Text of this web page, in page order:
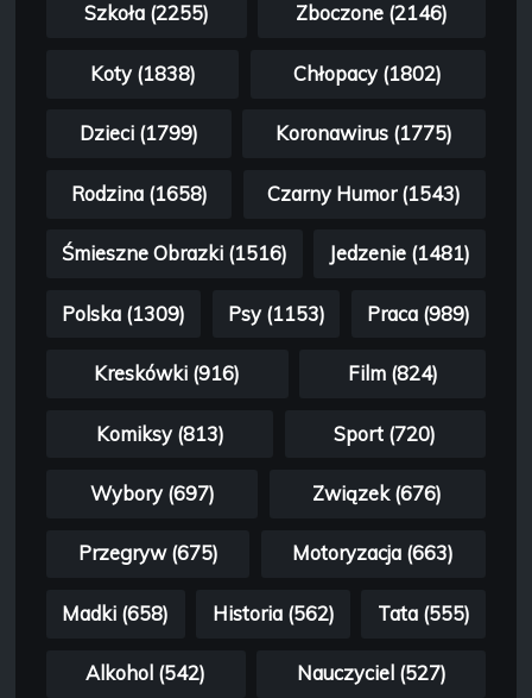
Szkoła (2255) Zboczone (2146)
Koty (1838) Chłopacy (1802)
Dzieci (1799) Koronawirus (1775)
Rodzina (1658) Czarny Humor (1543)
Śmieszne Obrazki (1516) Jedzenie (1481)
Polska (1309) Psy (1153) Praca (989)
Kreskówki (916) Film (824)
Komiksy (813) Sport (720)
Wybory (697) Związek (676)
Przegryw (675) Motoryzacja (663)
Madki (658) Historia (562) Tata (555)
Alkohol (542) Nauczyciel (527)